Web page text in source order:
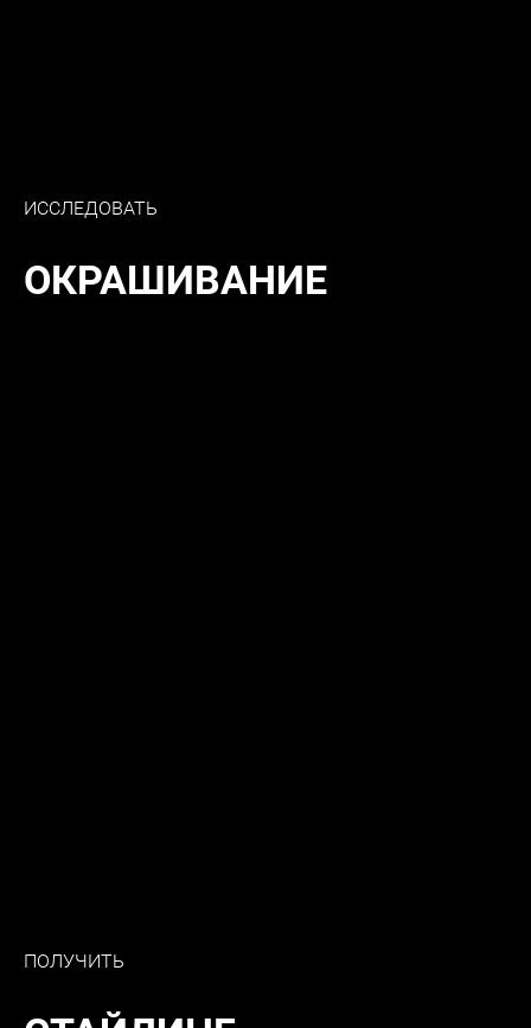
ИССЛЕДОВАТЬ
ОКРАШИВАНИЕ
ПОЛУЧИТЬ